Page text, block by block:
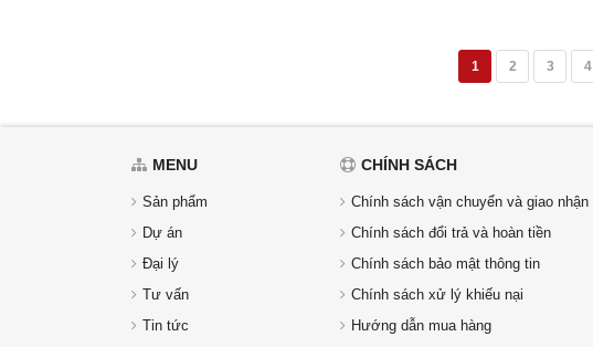
1 2 3 4
MENU
Sản phẩm
Dự án
Đại lý
Tư vấn
Tin tức
CHÍNH SÁCH
Chính sách vận chuyển và giao nhận
Chính sách đổi trả và hoàn tiền
Chính sách bảo mật thông tin
Chính sách xử lý khiếu nại
Hướng dẫn mua hàng